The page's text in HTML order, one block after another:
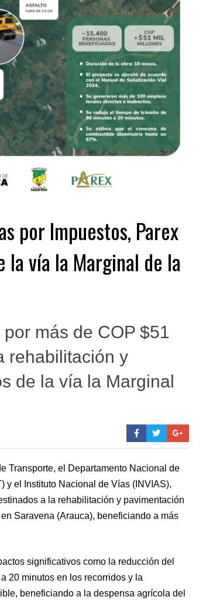
por Impuestos, Parex
vía la Marginal de la
más de COP $51
rehabilitación y
de la vía la Marginal
Transporte, el Departamento Nacional de
y el Instituto Nacional de Vías (INVIAS),
a la rehabilitación y pavimentación
Saravena (Arauca), beneficiando a más
significativos como la reducción del
20 minutos en los recorridos y la
beneficiando a la despensa agrícola del